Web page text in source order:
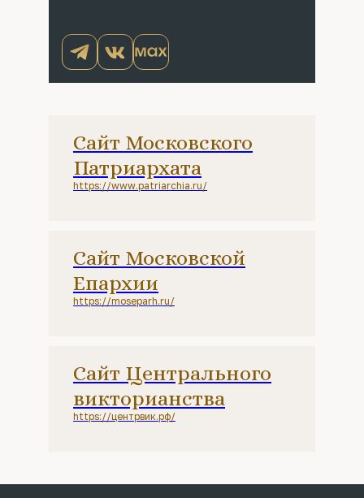
Сайт Центрального
викторианства
https://центрвик.рф/
Сайт Московской
Епархии
https://moseparh.ru/
Сайт Московского
Патриархата
https://www.patriarchia.ru/